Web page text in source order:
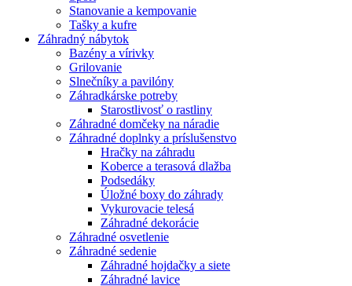
Stanovanie a kempovanie
Tašky a kufre
Záhradný nábytok
Bazény a vírivky
Grilovanie
Slnečníky a pavilóny
Záhradkárske potreby
Starostlivosť o rastliny
Záhradné domčeky na náradie
Záhradné doplnky a príslušenstvo
Hračky na záhradu
Koberce a terasová dlažba
Podsedáky
Úložné boxy do záhrady
Vykurovacie telesá
Záhradné dekorácie
Záhradné osvetlenie
Záhradné sedenie
Záhradné hojdačky a siete
Záhradné lavice